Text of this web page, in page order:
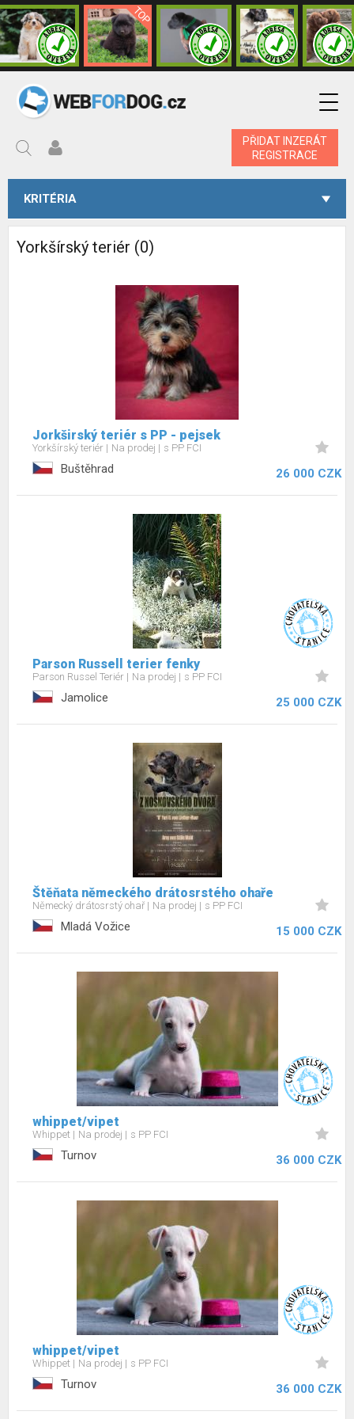
PŘIDAT INZERÁT
REGISTRACE
KRITÉRIA
Yorkšírský teriér (0)
Jorkširský teriér s PP - pejsek
Yorkšírský teriér Na prodej s PP FCI
Buštěhrad 26 000 CZK
Parson Russell terier fenky
Parson Russel Teriér Na prodej s PP FCI
Jamolice 25 000 CZK
Štěňata německého drátosrstého ohaře
Německý drátosrstý ohař Na prodej s PP FCI
Mladá Vožice 15 000 CZK
whippet/vipet
Whippet Na prodej s PP FCI
Turnov 36 000 CZK
whippet/vipet
Whippet Na prodej s PP FCI
Turnov 36 000 CZK